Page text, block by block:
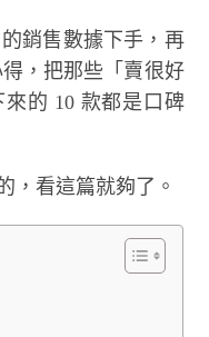
銷售數據下手，再
，把那些「賣很好
的 10 款都是口碑
，看這篇就夠了。